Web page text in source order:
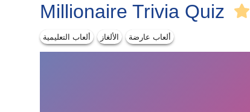
Millionaire Trivia Quiz
ألعاب التعليمية الألغاز ألعاب عارضة